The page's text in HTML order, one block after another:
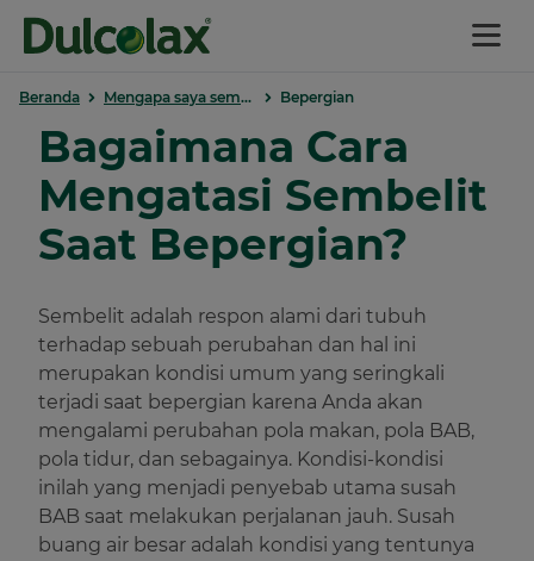
Beranda
Produk
Mengapa Saya Mengalami
Sembelit?
Tips Mencegah Sembelit
Beli Dulcolax®
Beranda Mengapa saya sembelit? Bepergian
Bagaimana Cara
Mengatasi Sembelit
Saat Bepergian?
Sembelit adalah respon alami dari tubuh
terhadap sebuah perubahan dan hal ini
merupakan kondisi umum yang seringkali
terjadi saat bepergian karena Anda akan
mengalami perubahan pola makan, pola BAB,
pola tidur, dan sebagainya. Kondisi-kondisi
inilah yang menjadi penyebab utama susah
BAB saat melakukan perjalanan jauh. Susah
buang air besar adalah kondisi yang tentunya